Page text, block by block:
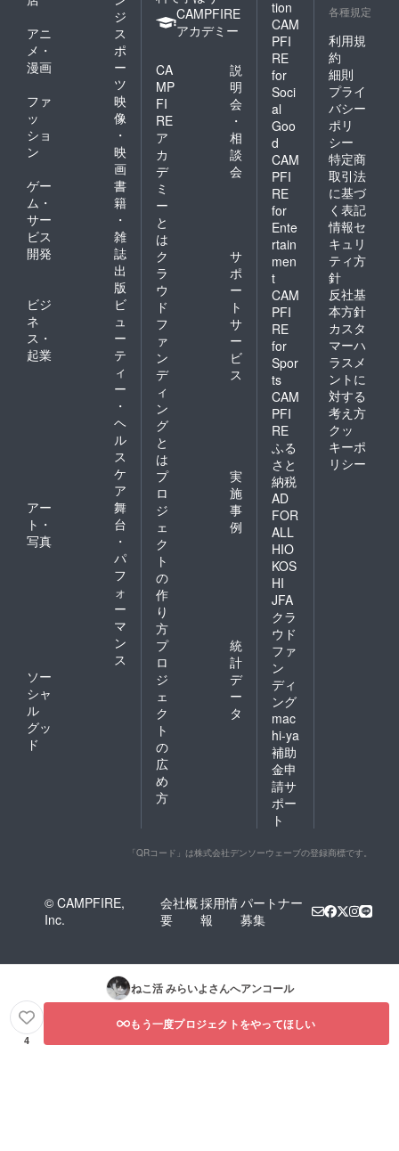
ジ
アニ
メ・
漫画
ス
ポ
ー
ツ
ファ
ッ
ショ
ン
映
像
・
映
画
ゲー
ム・
サー
ビス
開発
書
籍
・
雑
誌
出
版
ビジ
ネ
ス・
起業
ビ
ュ
ー
テ
ィ
ー
・
ヘ
ル
ス
ケ
ア
アー
ト・
写真
舞
台
・
パ
フ
ォ
ー
マ
ン
ス
ソー
シャ
ル
グッ
ド
CAMPFIRE
アカデミー
CA
MP
FI
RE
ア
カ
デ
ミ
ー
と
は
説
明
会
・
相
談
会
ク
ラ
ウ
ド
フ
ァ
ン
デ
ィ
ン
グ
と
は
サ
ポ
ー
ト
サ
ー
ビ
ス
プ
ロ
ジ
ェ
ク
ト
の
作
り
方
実
施
事
例
プ
ロ
ジ
ェ
ク
ト
の
広
め
方
統
計
デ
ー
タ
tion
CAM
PFI
RE
for
Soci
al
Goo
d
CAM
PFI
RE
for
Ente
rtain
men
t
CAM
PFI
RE
for
Spor
ts
CAM
PFI
RE
ふる
さと
納税
AD
FOR
ALL
HIO
KOS
HI
JFA
クラ
ウド
ファ
ン
ディ
ング
mac
hi-ya
補助
金申
請サ
ポー
ト
各種規定
利用規
約
細則
プライ
バシー
ポリ
シー
特定商
取引法
に基づ
く表記
情報セ
キュリ
ティ方
針
反社基
本方針
カスタ
マーハ
ラスメ
ントに
対する
考え方
クッ
キーポ
リシー
「QRコード」は株式会社デンソーウェーブの登録商標です。
© CAMPFIRE,
Inc.
会社概
要
採用情
報
パートナー
募集
ねこ活 みらいよさんへアンコール
4
もう一度プロジェクトをやってほしい